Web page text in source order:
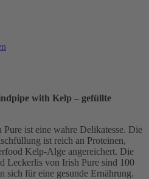
with Kelp – gefüllte
ist eine wahre Delikatesse. Die
ist reich an Proteinen,
Kelp-Alge angereichert. Die
Leckerlis von Irish Pure sind 100
sich für eine gesunde Ernährung.